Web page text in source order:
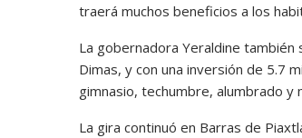
traerá muchos beneficios a los
La gobernadora Yeraldine
Dimas, y con una inversión de 5.7
gimnasio, techumbre, alumbrado y
La gira continuó en Barras de